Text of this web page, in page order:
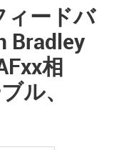
ィードバ
Bradley
相
ル、